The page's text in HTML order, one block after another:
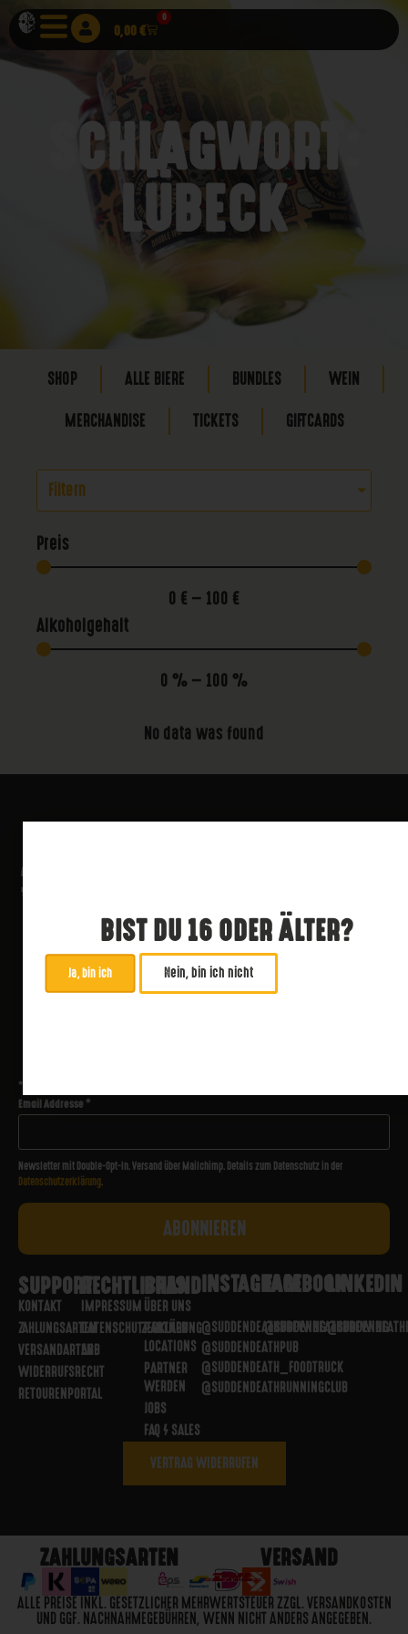
0,00€
0
SCHLAGWORT:
LÜBECK
SHOP ALLE BIERE BUNDLES WEIN
MERCHANDISE TICKETS GIFTCARDS
Filtern
Preis
0 € — 100 €
Alkoholgehalt
0 % — 100 %
No data was found
*
Email Addresse*
Newsletter mit Double-Opt-In. Versand über Mailchimp. Details zum Datenschutz in der
Datenschutzerklärung.
SUPPORT
KONTAKT
ZAHLUNGSARTEN
VERSANDARTEN
WIDERRUFSRECHT
RETOURENPORTAL
RECHTLICHES
IMPRESSUM
DATENSCHUTZERKLÄRUNG
AGB
BRAND
ÜBER UNS
PARTNER
LOCATIONS
PARTNER
WERDEN
JOBS
FAQ / SALES
INSTAGRAM
@SUDDENDEATHBREWING
@SUDDENDEATHPUB
@SUDDENDEATH_FOODTRUCK
@SUDDENDEATHRUNNINGCLUB
FACEBOOK
@SUDDENDEATHBREWING
LINKEDIN
VERTRAG WIDERRUFEN
ZAHLUNGSARTEN VERSAND
ALLE PREISE INKL. GESETZLICHER MEHRWERTSTEUER ZZGL. VERSANDKOSTEN
UND GGF. NACHNAHMEGEBÜHREN, WENN NICHT ANDERS ANGEGEBEN.
BIST DU 16 ODER ÄLTER?
Ja, bin ich Nein, bin ich nicht